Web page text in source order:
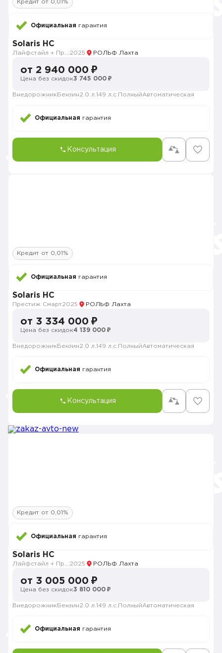
Кредит от 0,01%
Официальная гарантия
Solaris HC
2025 РОЛЬФ Лахта
от 2 940 000 ₽
Цена без скидок3 745 000 ₽
Внедорожник Бензин2.0 л. 149 л.с. ПолныйАвтоматическая
Официальная гарантия
Консультация
Кредит от 0,01%
Официальная гарантия
Solaris HC
Престиж Смарт2025 РОЛЬФ Лахта
от 3 334 000 ₽
Цена без скидок4 139 000 ₽
Внедорожник Бензин2.0 л. 149 л.с. ПолныйАвтоматическая
Официальная гарантия
Консультация
Кредит от 0,01%
Официальная гарантия
Solaris HC
2025 РОЛЬФ Лахта
от 3 005 000 ₽
Цена без скидок3 810 000 ₽
Внедорожник Бензин2.0 л. 149 л.с. ПолныйАвтоматическая
Официальная гарантия